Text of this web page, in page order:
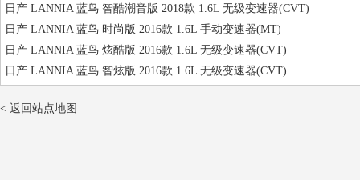
日产 LANNIA 蓝鸟 智酷潮音版 2018款 1.6L 无级变速器(CVT)
日产 LANNIA 蓝鸟 时尚版 2016款 1.6L 手动变速器(MT)
日产 LANNIA 蓝鸟 炫酷版 2016款 1.6L 无级变速器(CVT)
日产 LANNIA 蓝鸟 智炫版 2016款 1.6L 无级变速器(CVT)
< 返回站点地图